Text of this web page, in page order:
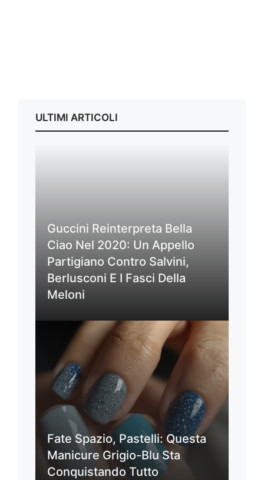
ULTIMI ARTICOLI
Guccini Reinterpreta Bella
Ciao Nel 2020: Un Appello
Partigiano Contro Salvini,
Berlusconi E I Fasci Della
Meloni
Fate Spazio, Pastelli: Questa
Manicure Grigio-Blu Sta
Conquistando Tutto